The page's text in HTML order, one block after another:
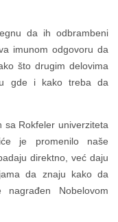
da ih odbrambeni
imunom odgovoru da
što drugim delovima
gde i kako treba da
sa Rokfeler univerziteta
je promenilo naše
direktno, već daju
da znaju kako da
Nobelovom